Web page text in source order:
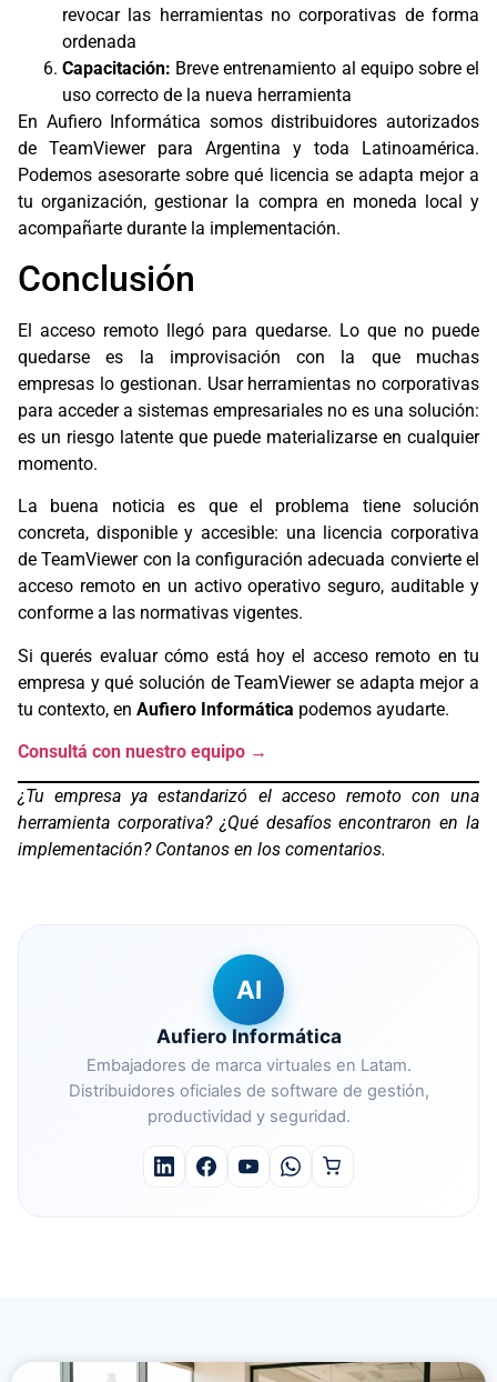
revocar las herramientas no corporativas de forma
ordenada
Capacitación: Breve entrenamiento al equipo sobre el
uso correcto de la nueva herramienta
En Aufiero Informática somos distribuidores autorizados
de TeamViewer para Argentina y toda Latinoamérica.
Podemos asesorarte sobre qué licencia se adapta mejor a
tu organización, gestionar la compra en moneda local y
acompañarte durante la implementación.
Conclusión
El acceso remoto llegó para quedarse. Lo que no puede
quedarse es la improvisación con la que muchas
empresas lo gestionan. Usar herramientas no corporativas
para acceder a sistemas empresariales no es una solución:
es un riesgo latente que puede materializarse en cualquier
momento.
La buena noticia es que el problema tiene solución
concreta, disponible y accesible: una licencia corporativa
de TeamViewer con la configuración adecuada convierte el
acceso remoto en un activo operativo seguro, auditable y
conforme a las normativas vigentes.
Si querés evaluar cómo está hoy el acceso remoto en tu
empresa y qué solución de TeamViewer se adapta mejor a
tu contexto, en Aufiero Informática podemos ayudarte.
Consultá con nuestro equipo →
¿Tu empresa ya estandarizó el acceso remoto con una
herramienta corporativa? ¿Qué desafíos encontraron en la
implementación? Contanos en los comentarios.
AI
Aufiero Informática
Embajadores de marca virtuales en Latam.
Distribuidores oficiales de software de gestión,
productividad y seguridad.